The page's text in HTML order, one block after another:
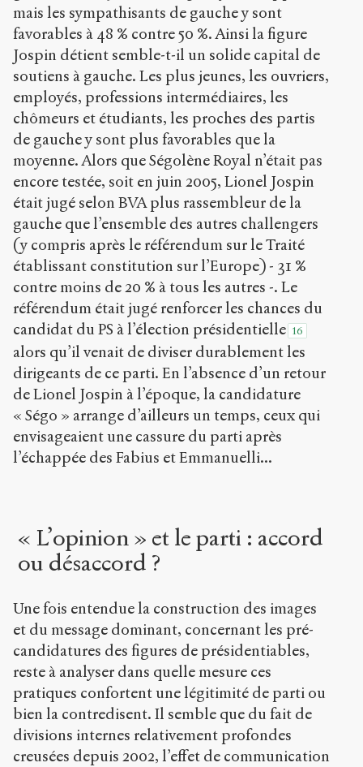
mais les sympathisants de gauche y sont
favorables à 48 % contre 50 %. Ainsi la figure
Jospin détient semble-t-il un solide capital de
soutiens à gauche. Les plus jeunes, les ouvriers,
employés, professions intermédiaires, les
chômeurs et étudiants, les proches des partis
de gauche y sont plus favorables que la
moyenne. Alors que Ségolène Royal n’était pas
encore testée, soit en juin 2005, Lionel Jospin
était jugé selon BVA plus rassembleur de la
gauche que l’ensemble des autres challengers
(y compris après le référendum sur le Traité
établissant constitution sur l’Europe) - 31 %
contre moins de 20 % à tous les autres -. Le
référendum était jugé renforcer les chances du
candidat du PS à l’élection présidentielle 16
alors qu’il venait de diviser durablement les
dirigeants de ce parti. En l’absence d’un retour
de Lionel Jospin à l’époque, la candidature
« Ségo » arrange d’ailleurs un temps, ceux qui
envisageaient une cassure du parti après
l’échappée des Fabius et Emmanuelli...
« L’opinion » et le parti : accord
ou désaccord ?
Une fois entendue la construction des images
et du message dominant, concernant les pré-
candidatures des figures de présidentiables,
reste à analyser dans quelle mesure ces
pratiques confortent une légitimité de parti ou
bien la contredisent. Il semble que du fait de
divisions internes relativement profondes
creusées depuis 2002, l’effet de communication